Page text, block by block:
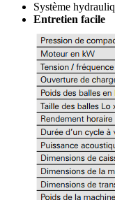
Système
Entretien facile